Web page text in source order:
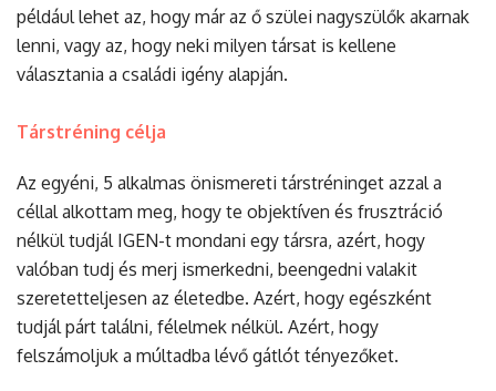
például lehet az, hogy már az ő szülei nagyszülők akarnak
lenni, vagy az, hogy neki milyen társat is kellene
választania a családi igény alapján.
Társtréning célja
Az egyéni, 5 alkalmas önismereti társtréninget azzal a
céllal alkottam meg, hogy te objektíven és frusztráció
nélkül tudjál IGEN-t mondani egy társra, azért, hogy
valóban tudj és merj ismerkedni, beengedni valakit
szeretetteljesen az életedbe. Azért, hogy egészként
tudjál párt találni, félelmek nélkül. Azért, hogy
felszámoljuk a múltadba lévő gátlót tényezőket.